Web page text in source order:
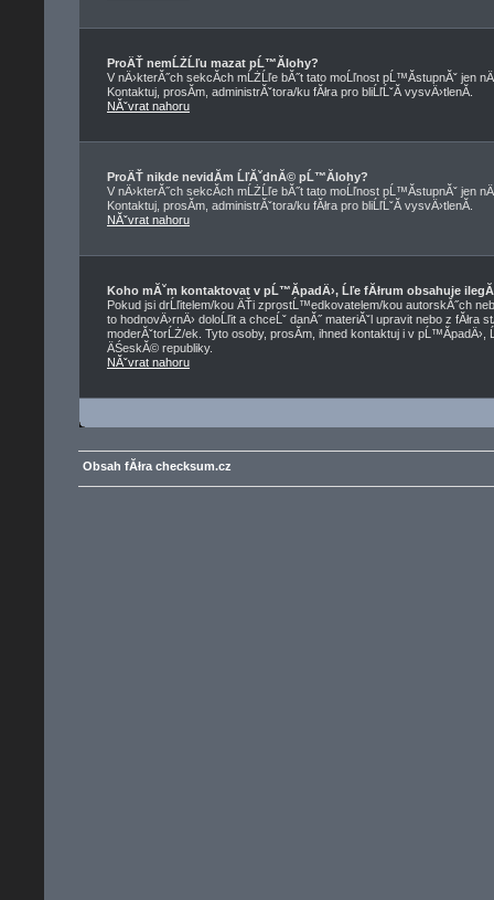
ProÄŤ nemĹŻĹľu mazat pĹ™Ă­lohy?
V nÄ›kterĂ˝ch sekcĂ­ch mĹŻĹľe bĂ˝t tato moĹľnost pĹ™Ă­stupnĂˇ jen
Kontaktuj, prosĂ­m, administrĂˇtora/ku fĂłra pro bliĹľĹˇĂ­ vysvÄ›tlenĂ­.
NĂˇvrat nahoru
ProÄŤ nikde nevidĂ­m ĹľĂˇdnĂ© pĹ™Ă­lohy?
V nÄ›kterĂ˝ch sekcĂ­ch mĹŻĹľe bĂ˝t tato moĹľnost pĹ™Ă­stupnĂˇ jen
Kontaktuj, prosĂ­m, administrĂˇtora/ku fĂłra pro bliĹľĹˇĂ­ vysvÄ›tlenĂ­.
NĂˇvrat nahoru
Koho mĂˇm kontaktovat v pĹ™Ă­padÄ›, Ĺľe fĂłrum obsahuje
Pokud jsi drĹľitelem/kou ÄŤi zprostĹ™edkovatelem/kou autorskĂ˝ch
to hodnovÄ›rnÄ› doloĹľit a chceĹˇ danĂ˝ materiĂˇl upravit nebo z
moderĂˇtorĹŻ/ek. Tyto osoby, prosĂ­m, ihned kontaktuj i v pĹ™Ă­padÄ›,
ÄŚeskĂ© republiky.
NĂˇvrat nahoru
Obsah fĂłra checksum.cz